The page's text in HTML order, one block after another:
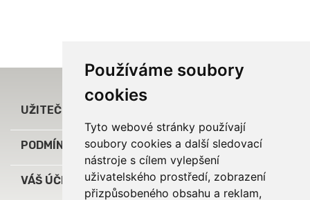
Používáme soubory
cookies
Tyto webové stránky používají
soubory cookies a další sledovací
nástroje s cílem vylepšení
uživatelského prostředí, zobrazení
přizpůsobeného obsahu a reklam,
UŽITEČNÉ ODKAZY
PODMÍNKY A INFORMACE
VÁŠ ÚČET